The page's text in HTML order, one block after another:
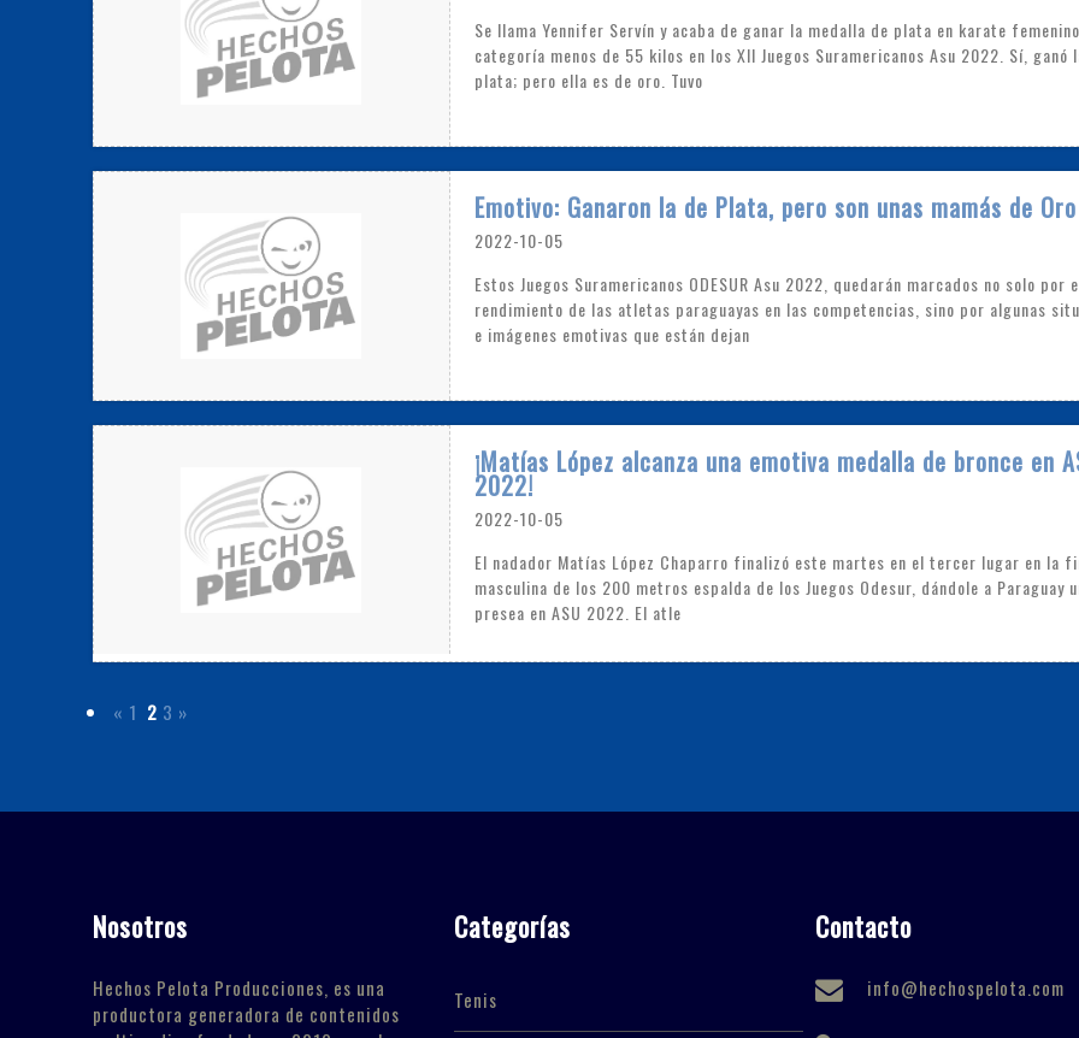
Se llama Yennifer Servín y acaba de ganar la medalla de plata en karate femenino,
categoría menos de 55 kilos en los XII Juegos Suramericanos Asu 2022. Sí, ganó
plata; pero ella es de oro. Tuvo
Emotivo: Ganaron la de Plata, pero son unas mamás de Oro
2022-10-05
Estos Juegos Suramericanos ODESUR Asu 2022, quedarán marcados no solo por
rendimiento de las atletas paraguayas en las competencias, sino por algunas
e imágenes emotivas que están dejan
¡Matías López alcanza una emotiva medalla de bronce en
2022!
2022-10-05
El nadador Matías López Chaparro finalizó este martes en el tercer lugar en la
masculina de los 200 metros espalda de los Juegos Odesur, dándole a Paraguay
presea en ASU 2022. El atle
« 1 2 3 »
Nosotros
Hechos Pelota Producciones, es una
productora generadora de contenidos
Categorías
Tenis
Contacto
info@hechospelota.com